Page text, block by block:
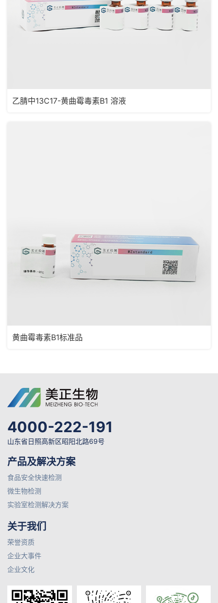
乙腈中13C17-黄曲霉毒素B1 溶液
黄曲霉毒素B1标准品
4000-222-191
山东省日照高新区昭阳北路69号
产品及解决方案
食品安全快速检测
微生物检测
实验室检测解决方案
关于我们
荣誉资质
企业大事件
企业文化